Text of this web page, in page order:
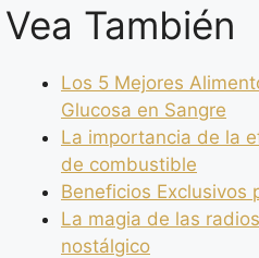
Vea También
Los 5 Mejores
Glucosa en Sangre
La importancia de la
de combustible
Beneficios Exclusivos
La magia de las
nostálgico